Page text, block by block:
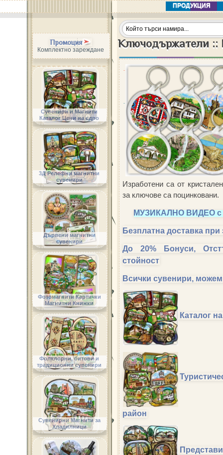
ПРОДУКЦИЯ
Ключодържатели ::
Изработени са от
за ключове са поцинковани.
МУЗИКАЛНО ВИДЕО
Безплатна доставка
До 20% Бонуси,
стойност
Всички сувенири,
Каталог
район
Промоция
Комплектно зареждане
Сувенири и Магнити
Каталог Цени на едро
3Д Релефни магнитни
сувенири
Дървени магнитни
сувенири
Фотомагнити Картички
Магнитни Книжки
Фолклорни, битови и
традиционни сувенири
Сувенирни Магнити за
Хладилници